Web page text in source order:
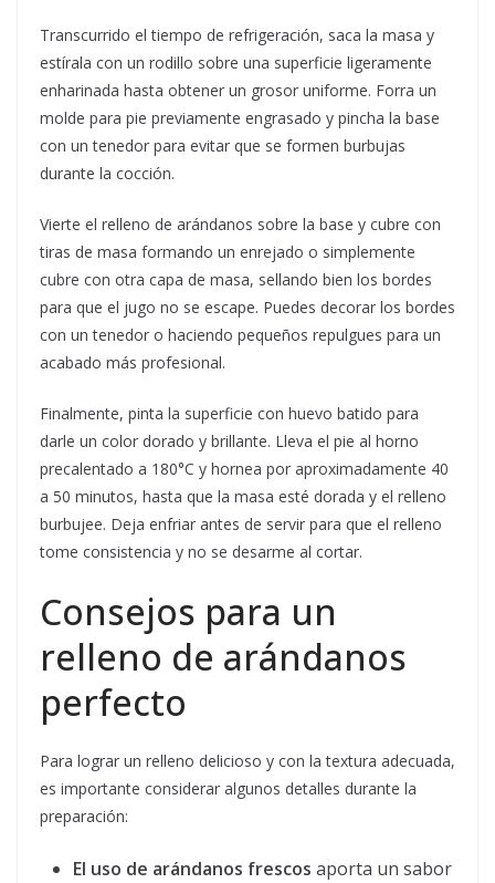
Transcurrido el tiempo de refrigeración, saca la masa y
estírala con un rodillo sobre una superficie ligeramente
enharinada hasta obtener un grosor uniforme. Forra un
molde para pie previamente engrasado y pincha la base
con un tenedor para evitar que se formen burbujas
durante la cocción.
Vierte el relleno de arándanos sobre la base y cubre con
tiras de masa formando un enrejado o simplemente
cubre con otra capa de masa, sellando bien los bordes
para que el jugo no se escape. Puedes decorar los bordes
con un tenedor o haciendo pequeños repulgues para un
acabado más profesional.
Finalmente, pinta la superficie con huevo batido para
darle un color dorado y brillante. Lleva el pie al horno
precalentado a 180°C y hornea por aproximadamente 40
a 50 minutos, hasta que la masa esté dorada y el relleno
burbujee. Deja enfriar antes de servir para que el relleno
tome consistencia y no se desarme al cortar.
Consejos para un
relleno de arándanos
perfecto
Para lograr un relleno delicioso y con la textura adecuada,
es importante considerar algunos detalles durante la
preparación:
El uso de arándanos frescos aporta un sabor